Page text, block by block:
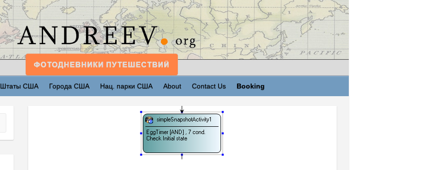
Штаты США Города США Нац. парки США About Contact Us Booking